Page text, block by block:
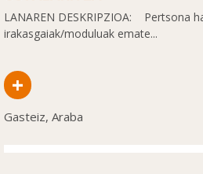
LANAREN DESKRIPZIOA: Pertsona
irakasgaiak/moduluak emate...
+
Gasteiz, Araba